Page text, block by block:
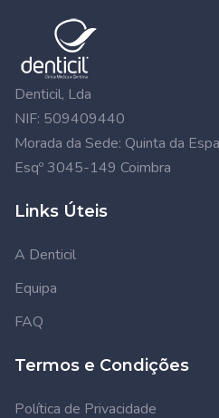
Denticil, Lda
NIF: 509409440
Morada da Sede: Quinta da
Esqº 3045-149 Coimbra
Links Úteis
A Denticil
Equipa
FAQ
Termos e Condições
Política de Privacidade